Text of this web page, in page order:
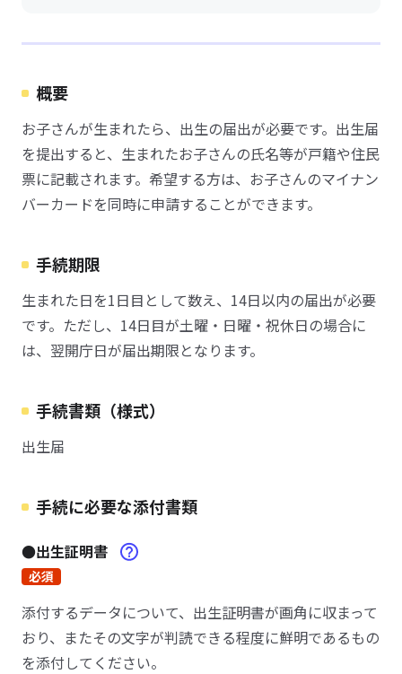
概要
お子さんが生まれたら、出生の届出が必要です。出生届
を提出すると、生まれたお子さんの氏名等が戸籍や住民
票に記載されます。希望する方は、お子さんのマイナン
バーカードを同時に申請することができます。
手続期限
生まれた日を1日目として数え、14日以内の届出が必要
です。ただし、14日目が土曜・日曜・祝休日の場合に
は、翌開庁日が届出期限となります。
手続書類（様式）
出生届
手続に必要な添付書類
●出生証明書
必須
添付するデータについて、出生証明書が画角に収まって
おり、またその文字が判読できる程度に鮮明であるもの
を添付してください。